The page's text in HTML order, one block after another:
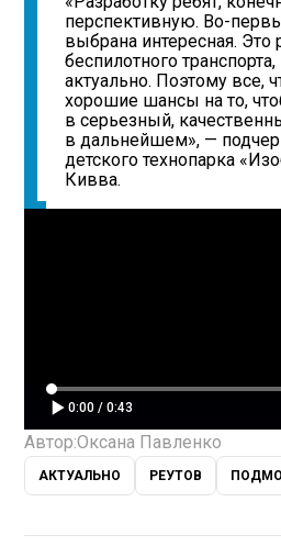
перспективную. Во-
выбрана интересная. Это
беспилотного
актуально. Поэтому все,
хорошие шансы на то,
в серьезный,
в дальнейшем», —
детского технопарка
Кивва.
0:00 / 0:43
Автор:Оксана Павленко
АКТУАЛЬНО РЕУТОВ